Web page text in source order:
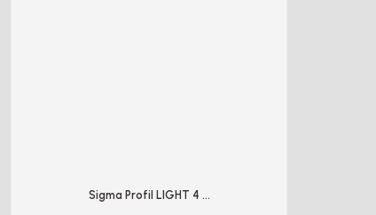
Sigma Profil LIGHT 4 ...